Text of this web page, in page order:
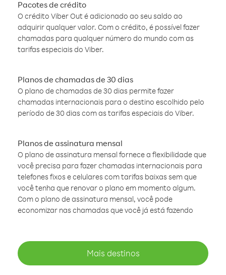
Pacotes de crédito
O crédito Viber Out é adicionado ao seu saldo ao
adquirir qualquer valor. Com o crédito, é possível fazer
chamadas para qualquer número do mundo com as
tarifas especiais do Viber.
Planos de chamadas de 30 dias
O plano de chamadas de 30 dias permite fazer
chamadas internacionais para o destino escolhido pelo
período de 30 dias com as tarifas especiais do Viber.
Planos de assinatura mensal
O plano de assinatura mensal fornece a flexibilidade que
você precisa para fazer chamadas internacionais para
telefones fixos e celulares com tarifas baixas sem que
você tenha que renovar o plano em momento algum.
Com o plano de assinatura mensal, você pode
economizar nas chamadas que você já está fazendo
Mais destinos